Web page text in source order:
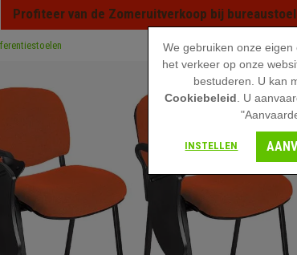
Profiteer van de Zomeruitverkoop bij
We gebruiken onze
het verkeer op onze
bestuderen. U kan
Cookiebeleid . U
INSTELLEN